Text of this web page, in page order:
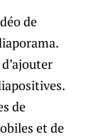
de
de
et de